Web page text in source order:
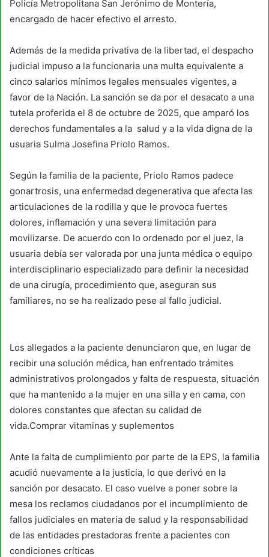
Policía Metropolitana San Jerónimo de Montería,
encargado de hacer efectivo el arresto.
Además de la medida privativa de la libertad, el despacho
judicial impuso a la funcionaria una multa equivalente a
cinco salarios mínimos legales mensuales vigentes, a
favor de la Nación. La sanción se da por el desacato a una
tutela proferida el 8 de octubre de 2025, que amparó los
derechos fundamentales a la salud y a la vida digna de la
usuaria Sulma Josefina Priolo Ramos.
Según la familia de la paciente, Priolo Ramos padece
gonartrosis, una enfermedad degenerativa que afecta las
articulaciones de la rodilla y que le provoca fuertes
dolores, inflamación y una severa limitación para
movilizarse. De acuerdo con lo ordenado por el juez, la
usuaria debía ser valorada por una junta médica o equipo
interdisciplinario especializado para definir la necesidad
de una cirugía, procedimiento que, aseguran sus
familiares, no se ha realizado pese al fallo judicial.
Los allegados a la paciente denunciaron que, en lugar de
recibir una solución médica, han enfrentado trámites
administrativos prolongados y falta de respuesta, situación
que ha mantenido a la mujer en una silla y en cama, con
dolores constantes que afectan su calidad de
vida.Comprar vitaminas y suplementos
Ante la falta de cumplimiento por parte de la EPS, la familia
acudió nuevamente a la justicia, lo que derivó en la
sanción por desacato. El caso vuelve a poner sobre la
mesa los reclamos ciudadanos por el incumplimiento de
fallos judiciales en materia de salud y la responsabilidad
de las entidades prestadoras frente a pacientes con
condiciones críticas